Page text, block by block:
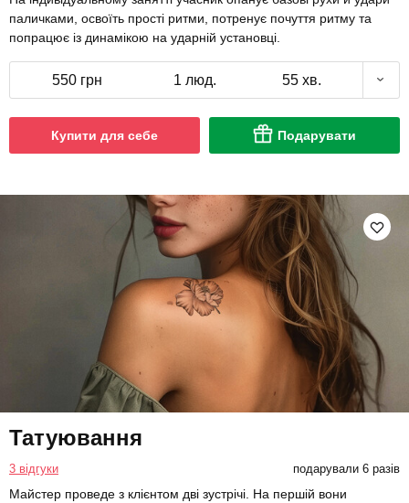
паличками, освоїть прості ритми, потренує почуття ритму та
попрацює із динамікою на ударній установці.
550 грн 1 люд. 55 хв.
Купити для себе Подарувати
Татуювання
3 відгуки подарували 6 разів
Майстер проведе з клієнтом дві зустрічі. На першій вони